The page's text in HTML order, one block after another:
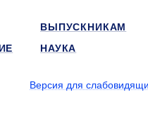
ВЫПУСКНИКАМ
НАУКА
Версия для